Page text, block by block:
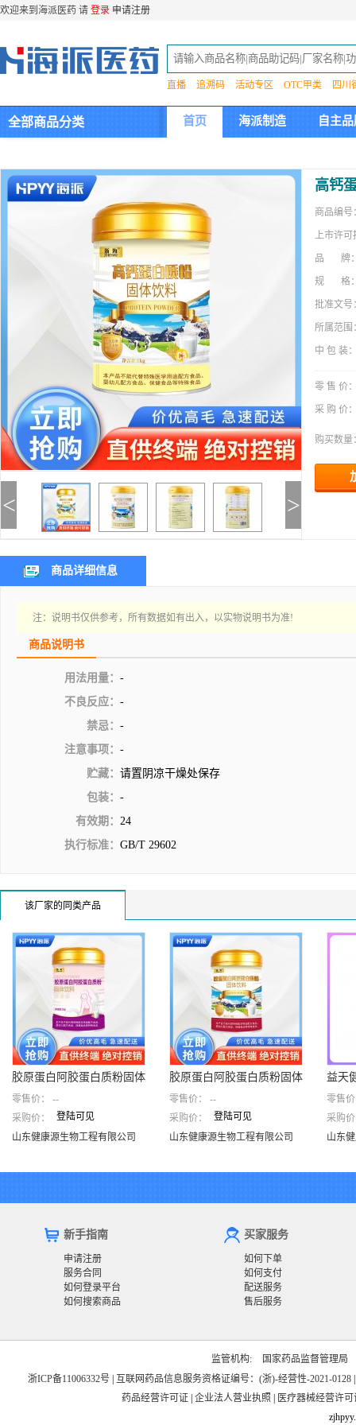
欢迎来到海派医药 请 登录 申请注册
直播 追溯码 活动专区 OTC甲类 四川
全部商品分类 首页 海派制造 自主
< >
高钙
商品编号
上市许可
品 牌
规 格
批准文号
所属范围
中 包 装
零 售 价
采 购 价
购买数量
商品详细信息
注：说明书仅供参考，所有数据如有出入，以实物说明书为准!
商品说明书
用法用量： -
不良反应： -
禁忌： -
注意事项： -
贮藏： 请置阴凉干燥处保存
包装： -
有效期： 24
执行标准： GB/T 29602
该厂家的同类产品
胶原蛋白阿胶蛋白质粉固体
饮料(浙海)
山东健康源生物工程有限公司
胶原蛋白阿胶蛋白质粉固体
饮料(浙海)
零售价：
--
采购价：
登陆可见
山东健康源生物工程有限公司
胶原蛋白阿胶蛋白质粉固体
饮料(浙海)
山东健康源生物工程有限公司
胶原蛋白阿胶蛋白质粉固体
饮料(浙海)
零售价：
--
采购价：
登陆可见
山东健康源生物工程有限公司
益天
堂)
益天
仁堂)
零售
采购
山东
新手指南
申请注册
服务合同
如何登录平台
如何搜索商品
买家服务
如何下单
如何支付
配送服务
售后服务
监管机构:
国家药品监督管理局
浙ICP备11006332号
互联网药品信息服务资格证编号：(浙)-经营性-2021-0128
药品经营许可证
企业法人营业执照
医疗器械经营许可